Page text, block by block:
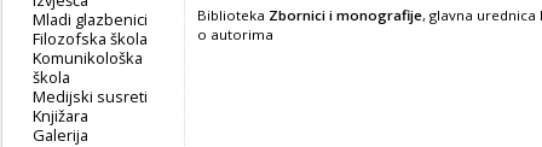
Mladi glazbenici
Filozofska škola
Komunikološka
škola
Medijski susreti
Knjižara
Galerija
Biblioteka Zbornici i monografije, glavna
o autorima